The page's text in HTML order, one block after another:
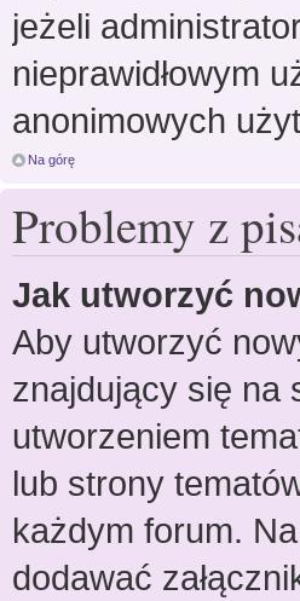
jeżeli
nieprawidłowym
anonimowych
Na górę
Problemy z
Jak utworzyć
Aby utworzyć
znajdujący się na
utworzeniem
lub strony
każdym forum.
dodawać